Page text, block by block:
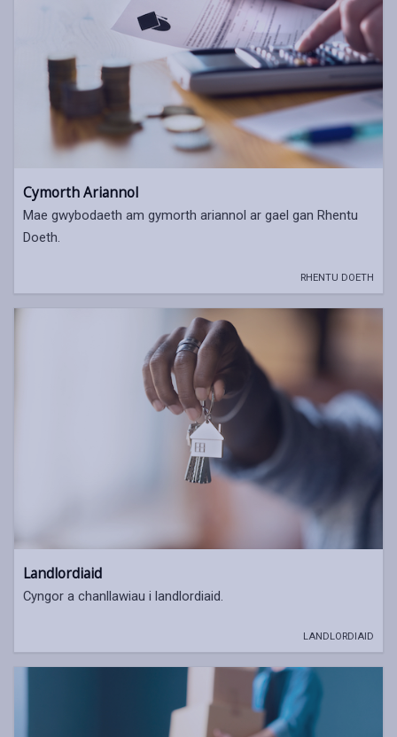
Cymorth Ariannol
Mae gwybodaeth am gymorth ariannol ar gael gan Rhentu
Doeth.
RHENTU DOETH
Landlordiaid
Cyngor a chanllawiau i landlordiaid.
LANDLORDIAID